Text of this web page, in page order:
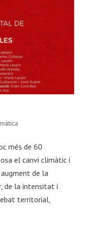
més de 60
el canvi climàtic i
augment de la
de la intensitat i
territorial,